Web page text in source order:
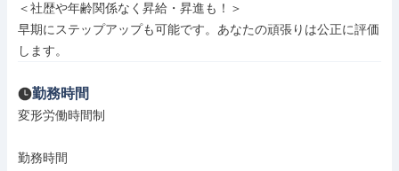
＜社歴や年齢関係なく昇給・昇進も！＞
早期にステップアップも可能です。あなたの頑張りは公正に評価
します。
勤務時間
変形労働時間制
勤務時間